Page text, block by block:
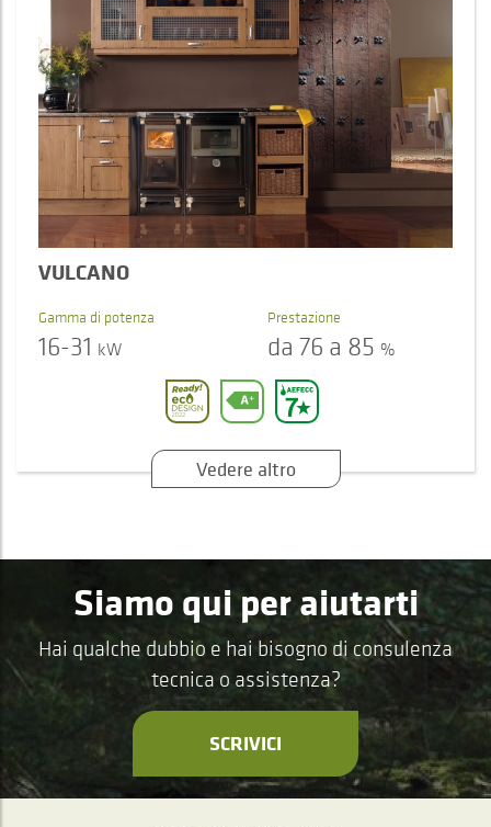
VULCANO
Gamma di potenza
16-31 kW
Prestazione
da 76 a 85 %
Vedere altro
Siamo qui per aiutarti
Hai qualche dubbio e hai bisogno di consulenza
tecnica o assistenza?
SCRIVICI